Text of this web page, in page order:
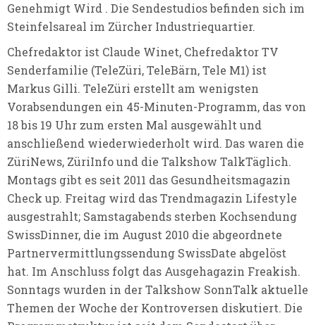
Genehmigt Wird . Die Sendestudios befinden sich im
Steinfelsareal im Zürcher Industriequartier.
Chefredaktor ist Claude Winet, Chefredaktor TV
Senderfamilie (TeleZüri, TeleBärn, Tele M1) ist
Markus Gilli. TeleZüri erstellt am wenigsten
Vorabsendungen ein 45-Minuten-Programm, das von
18 bis 19 Uhr zum ersten Mal ausgewählt und
anschließend wiederwiederholt wird. Das waren die
ZüriNews, ZüriInfo und die Talkshow TalkTäglich.
Montags gibt es seit 2011 das Gesundheitsmagazin
Check up. Freitag wird das Trendmagazin Lifestyle
ausgestrahlt; Samstagabends sterben Kochsendung
SwissDinner, die im August 2010 die abgeordnete
Partnervermittlungssendung SwissDate abgelöst
hat. Im Anschluss folgt das Ausgehagazin Freakish.
Sonntags wurden in der Talkshow SonnTalk aktuelle
Themen der Woche der Kontroversen diskutiert. Die